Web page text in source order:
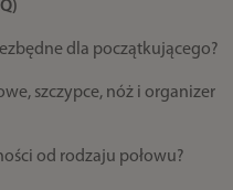
dla początkującego?
szczypce, nóż i organizer
od rodzaju połowu?